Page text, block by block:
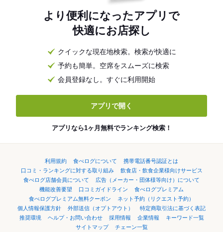
より便利になったアプリで
快適にお店探し
クイックな現在地検索。検索が快適に
予約も簡単。空席をスムーズに検索
会員登録なし。すぐに利用開始
アプリで開く
アプリなら1ヶ月無料でランキング検索！
利用規約 食べログについて
携帯電話番号認証とは
口コミ・ランキングに対する取り組み
飲食店・飲食企業様向けサービス
食べログ店舗会員について
広告（メーカー・団体様等向け）について
機能改善要望
口コミガイドライン
食べログプレミアム
食べログプレミアム無料クーポン
ネット予約（リクエスト予約）
個人情報保護方針
外部送信（オプトアウト）
特定商取引法に基づく表記
推奨環境
ヘルプ・お問い合わせ 採用情報 企業情報
キーワード一覧
サイトマップ
チェーン一覧